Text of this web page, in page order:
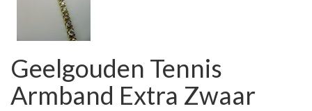
Geelgouden Tennis
Armband Extra Zwaar